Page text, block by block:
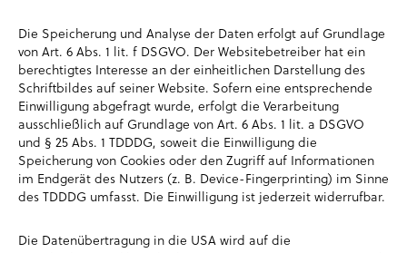
Die Speicherung und Analyse der Daten erfolgt auf Grundlage
von Art. 6 Abs. 1 lit. f DSGVO. Der Websitebetreiber hat ein
berechtigtes Interesse an der einheitlichen Darstellung des
Schriftbildes auf seiner Website. Sofern eine entsprechende
Einwilligung abgefragt wurde, erfolgt die Verarbeitung
ausschließlich auf Grundlage von Art. 6 Abs. 1 lit. a DSGVO
und § 25 Abs. 1 TDDDG, soweit die Einwilligung die
Speicherung von Cookies oder den Zugriff auf Informationen
im Endgerät des Nutzers (z. B. Device-Fingerprinting) im Sinne
des TDDDG umfasst. Die Einwilligung ist jederzeit widerrufbar.
Die Datenübertragung in die USA wird auf die